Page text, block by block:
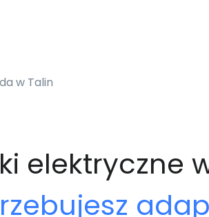
w Talin
elektryczne